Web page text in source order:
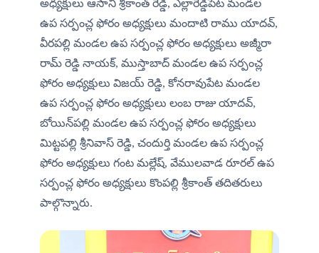
అధ్యక్షులు ఆసాని శ్రీకాంత్ రెడ్డి, ఎల్లారెడ్డిపేట మండల
ఉప సర్పంచ్ల ఫోరం అధ్యక్షులు మందాటి రాము యాదవ్,
వీరపల్లి మండల ఉప సర్పంచ్ల ఫోరం అధ్యక్షులు అజ్మీరా
రామ్ రెడ్డి నాయక్, ముస్తాబాద్ మండల ఉప సర్పంచ్ల
ఫోరం అధ్యక్షులు విజయ్ రెడ్డి, కోనరావుపేట మండల
ఉప సర్పంచ్ల ఫోరం అధ్యక్షులు లంబ రాజు యాదవ్,
బోయిన్‌పల్లి మండల ఉప సర్పంచ్ల ఫోరం అధ్యక్షులు
మిట్టపల్లి శ్రీనివాస్ రెడ్డి, చందుర్తి మండల ఉప సర్పంచ్ల
ఫోరం అధ్యక్షులు గంట మల్లేష్, వేములవాడ రూరల్ ఉప
సర్పంచ్ల ఫోరం అధ్యక్షులు కొంపల్లి శ్రీకాంత్ తదితరులు
పాల్గొన్నారు.